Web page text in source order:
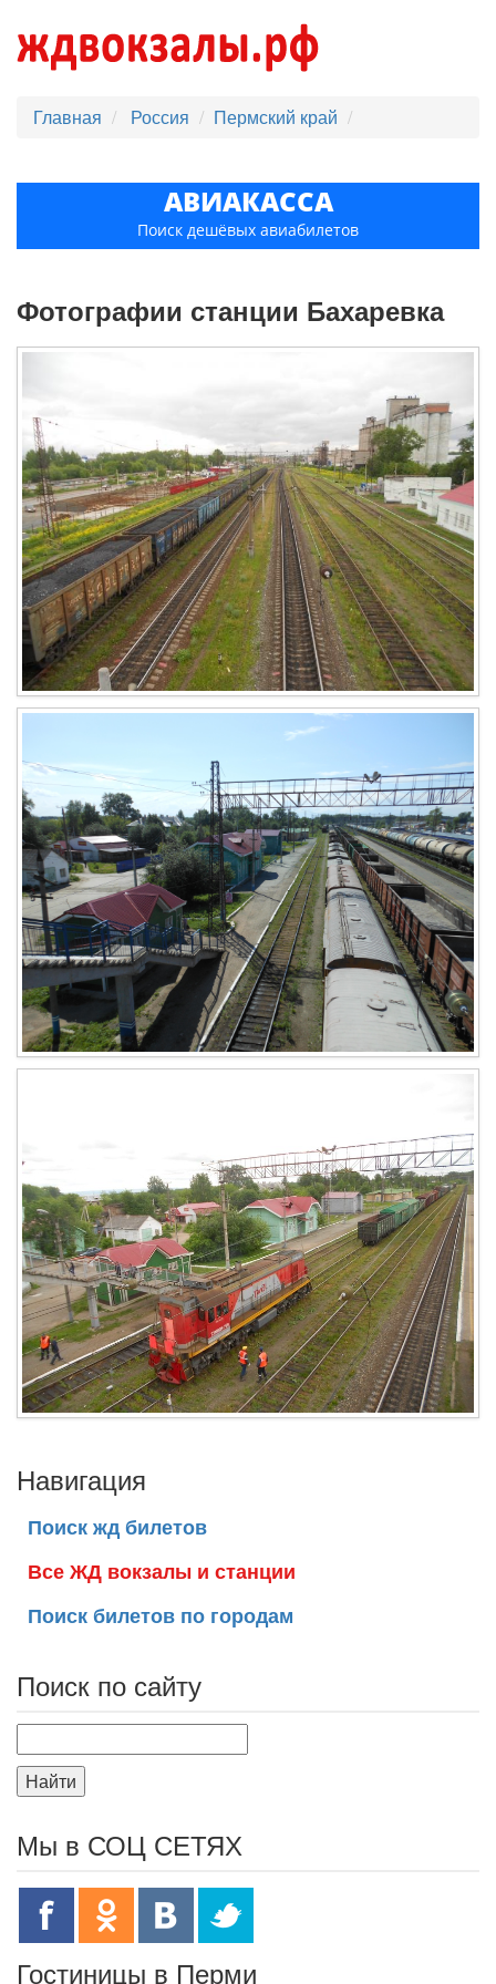
Главная Россия Пермский край
АВИАКАССА
Поиск дешёвых авиабилетов
Фотографии станции Бахаревка
Навигация
Поиск жд билетов
Все ЖД вокзалы и станции
Поиск билетов по городам
Поиск по сайту
Найти
Мы в СОЦ СЕТЯХ
Гостиницы в Перми